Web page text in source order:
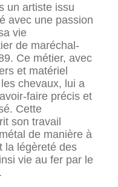
un artiste issu
avec une passion
vie
de maréchal-
Ce métier, avec
et matériel
chevaux, lui a
faire précis et
Cette
son travail
de manière à
la légèreté des
vie au fer par le